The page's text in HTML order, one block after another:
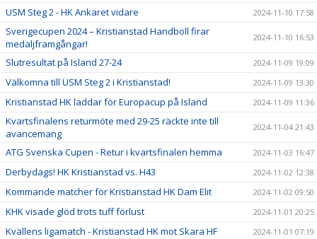
USM Steg 2 - HK Ankaret vidare 2024-11-10 17:58
Sverigecupen 2024 – Kristianstad Handboll firar
medaljframgångar!
2024-11-10 16:53
Slutresultat på Island 27-24 2024-11-09 19:09
Välkomna till USM Steg 2 i Kristianstad! 2024-11-09 13:30
Kristianstad HK laddar för Europacup på Island 2024-11-09 11:36
Kvartsfinalens returmöte med 29-25 räckte inte till
avancemang
2024-11-04 21:43
ATG Svenska Cupen - Retur i kvartsfinalen hemma 2024-11-03 16:47
Derbydags! HK Kristianstad vs. H43 2024-11-02 12:38
Kommande matcher för Kristianstad HK Dam Elit 2024-11-02 09:50
KHK visade glöd trots tuff förlust 2024-11-01 20:25
Kvällens ligamatch - Kristianstad HK mot Skara HF 2024-11-01 07:19